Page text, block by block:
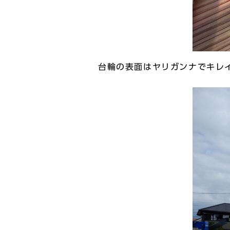
台輪の表面はヤリガンナでキレ